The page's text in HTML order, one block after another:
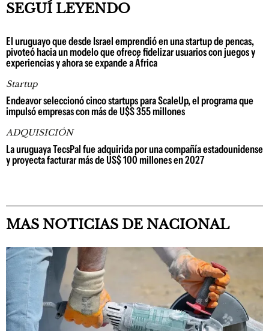
SEGUÍ LEYENDO
El uruguayo que desde Israel emprendió en una startup de pencas,
pivoteó hacia un modelo que ofrece fidelizar usuarios con juegos y
experiencias y ahora se expande a África
Startup
Endeavor seleccionó cinco startups para ScaleUp, el programa que
impulsó empresas con más de U$S 355 millones
ADQUISICIÓN
La uruguaya TecsPal fue adquirida por una compañía estadounidense
y proyecta facturar más de US$ 100 millones en 2027
MAS NOTICIAS DE NACIONAL